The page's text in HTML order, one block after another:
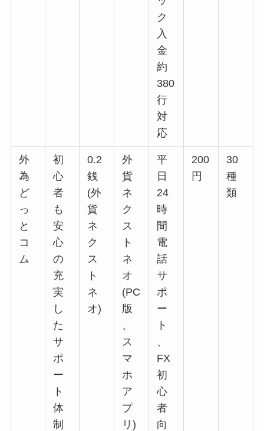
ク
入
金
約
380
行
対
応
外
為
ど
っ
と
コ
ム
初
心
者
も
安
心
の
充
実
し
た
サ
ポ
ー
ト
体
制
0.2
銭
(外
貨
ネ
ク
ス
ト
ネ
オ)
外
貨
ネ
ク
ス
ト
ネ
オ
(PC
版
、
ス
マ
ホ
ア
プ
リ)
平
日
24
時
間
電
話
サ
ポ
ー
ト
、
FX
初
心
者
向
200
円
30
種
類